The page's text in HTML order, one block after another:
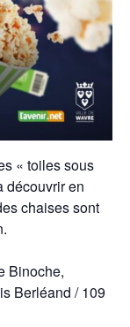
« toiles sous
découvrir en
chaises sont
Binoche,
Berléand / 109